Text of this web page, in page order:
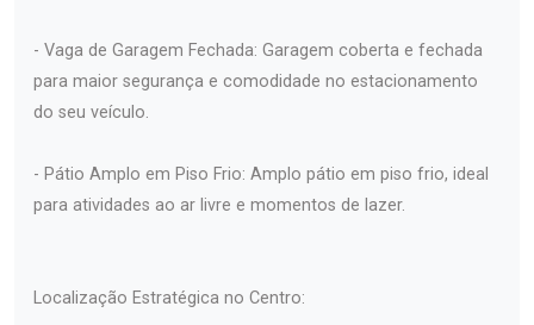
- Vaga de Garagem Fechada: Garagem coberta e fechada
para maior segurança e comodidade no estacionamento
do seu veículo.
- Pátio Amplo em Piso Frio: Amplo pátio em piso frio, ideal
para atividades ao ar livre e momentos de lazer.
Localização Estratégica no Centro: